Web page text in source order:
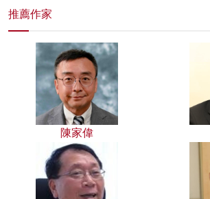
推薦作家
陳家偉